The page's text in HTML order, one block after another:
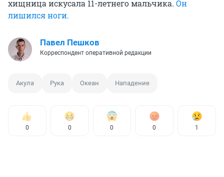
хищница искусала 11-летнего мальчика. Он
лишился ноги.
Павел Пешков
Корреспондент оперативной редакции
Акула Рука Океан Нападение
0 0 0 0 1